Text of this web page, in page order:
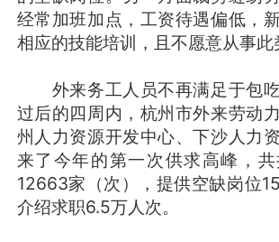
经常加班加点，工资待遇偏低，
相应的技能培训，且不愿意从事此
外来务工人员不再满足于包
过后的四周内，杭州市外来劳动
州人力资源开发中心、下沙人力
来了今年的第一次供求高峰，
12663家（次），提供空缺岗位
介绍求职6.5万人次。